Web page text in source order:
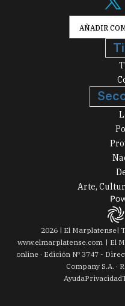
AÑADIR
Arte,
2026| El Marplatense|
www.elmarplatense.com
El
online · Edición Nº 3747-
Company S.A. ·
AyudaPrivacidad